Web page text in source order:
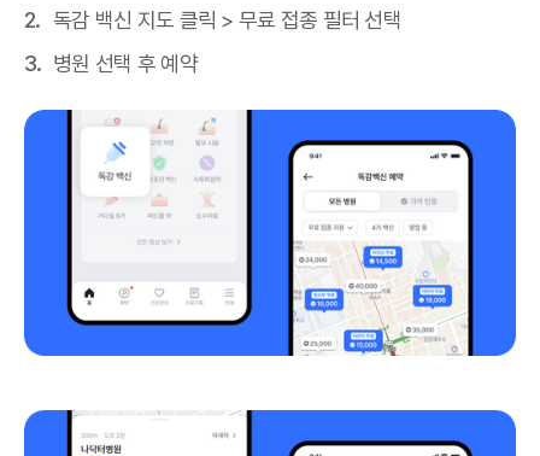
독감 백신 지도 클릭 > 무료 접종 필터 선택
병원 선택 후 예약